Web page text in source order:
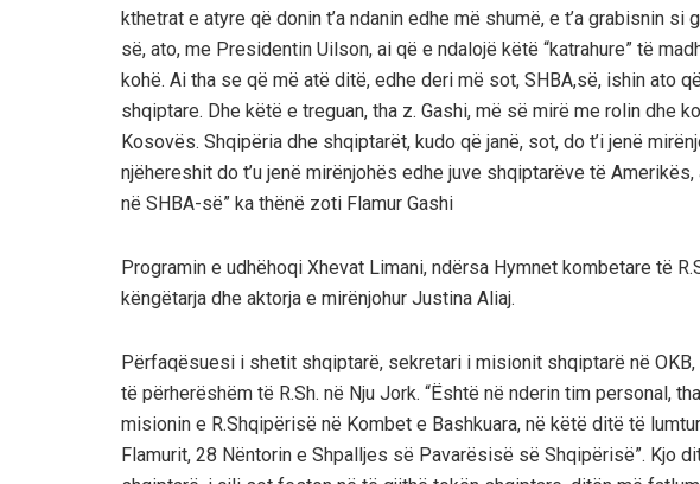
kthetrat e atyre që donin t’a ndanin edhe më shumë, e t’a grabisnin si
së, ato, me Presidentin Uilson, ai që e ndalojë këtë “katrahure” të
kohë. Ai tha se që më atë ditë, edhe deri më sot, SHBA,së, ishin ato
shqiptare. Dhe këtë e treguan, tha z. Gashi, më së mirë me rolin dhe
Kosovës. Shqipëria dhe shqiptarët, kudo që janë, sot, do t’i jenë
njëhereshit do t’u jenë mirënjohës edhe juve shqiptarëve të
në SHBA-së” ka thënë zoti Flamur Gashi
Programin e udhëhoqi Xhevat Limani, ndërsa Hymnet kombetare të
këngëtarja dhe aktorja e mirënjohur Justina Aliaj.
Përfaqësuesi i shetit shqiptarë, sekretari i misionit shqiptarë në
të përherëshëm të R.Sh. në Nju Jork. “Është në nderin tim personal,
misionin e R.Shqipërisë në Kombet e Bashkuara, në këtë ditë të
Flamurit, 28 Nëntorin e Shpalljes së Pavarësisë së Shqipërisë”. Kjo